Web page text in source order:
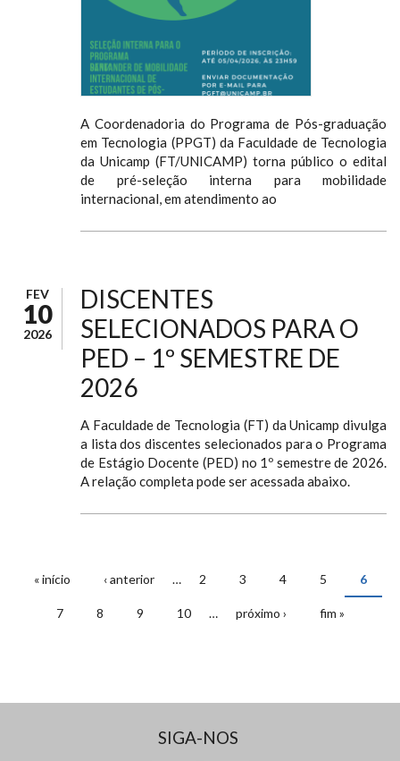
A Coordenadoria do Programa de Pós-graduação
em Tecnologia (PPGT) da Faculdade de Tecnologia
da Unicamp (FT/UNICAMP) torna público o edital
de pré-seleção interna para mobilidade
internacional, em atendimento ao
FEV
10
2026
DISCENTES
SELECIONADOS PARA O
PED – 1º SEMESTRE DE
2026
A Faculdade de Tecnologia (FT) da Unicamp divulga
a lista dos discentes selecionados para o Programa
de Estágio Docente (PED) no 1º semestre de 2026.
A relação completa pode ser acessada abaixo.
« início ‹ anterior … 2 3 4 5 6
7 8 9 10 … próximo › fim »
SIGA-NOS